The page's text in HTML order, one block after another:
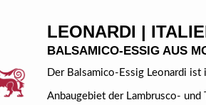
LEONARDI |
BALSAMICO-ESSIG AUS
Der Balsamico-Essig Leonardi
Anbaugebiet der Lambrusco- und